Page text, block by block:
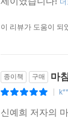
더
이 리뷰가 도움이 되
종이책 구매 마
신예희 저자의